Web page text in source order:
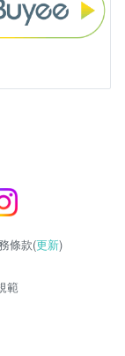
條款(更新)
範